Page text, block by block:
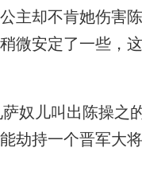
主却不肯她伤害
微安定了一些，
奴儿叫出陈操之
劫持一个晋军大